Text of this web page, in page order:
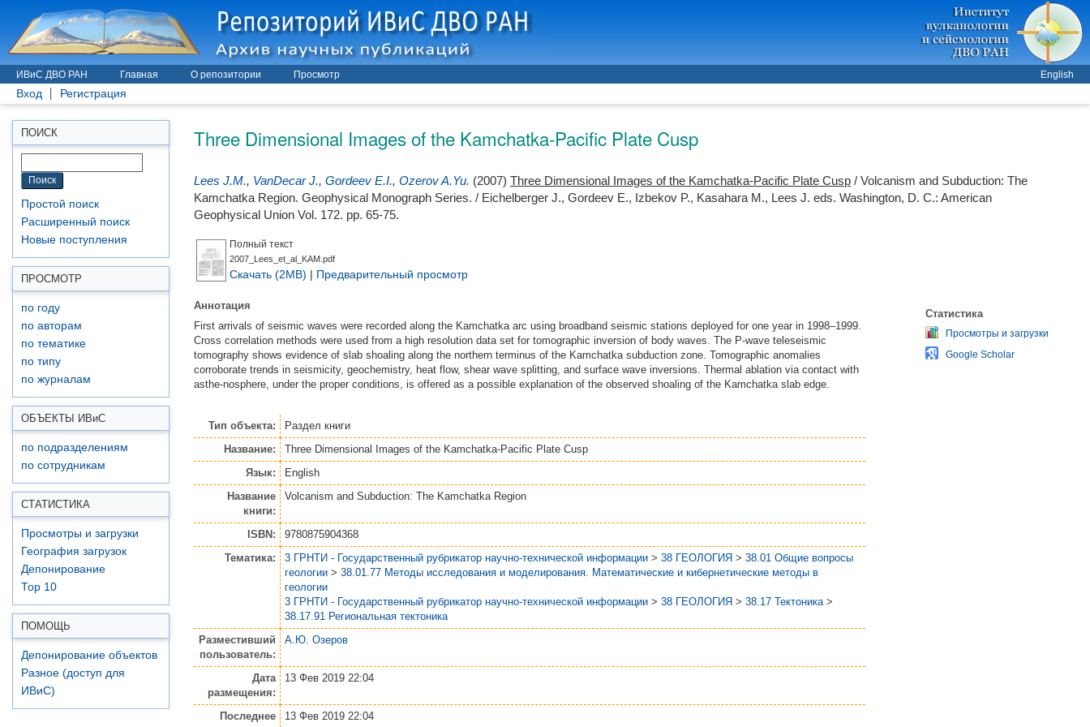
ИВиС ДВО РАН Главная О репозитории Просмотр English
Вход Регистрация
ПОИСК
Простой поиск
Расширенный поиск
Новые поступления
ПРОСМОТР
по году
по авторам
по тематике
по типу
по журналам
ОБЪЕКТЫ ИВиС
по подразделениям
по сотрудникам
СТАТИСТИКА
Просмотры и загрузки
География загрузок
Депонирование
Top 10
ПОМОЩЬ
Депонирование объектов
Разное (доступ для
ИВиС)
Three Dimensional Images of the Kamchatka-Pacific Plate Cusp
Lees J.M., VanDecar J., Gordeev E.I., Ozerov A.Yu. (2007) Three Dimensional Images of the Kamchatka-Pacific Plate Cusp / Volcanism and Subduction: The
Kamchatka Region. Geophysical Monograph Series. / Eichelberger J., Gordeev E., Izbekov P., Kasahara M., Lees J. eds. Washington, D. C.: American
Geophysical Union Vol. 172. pp. 65-75.
Полный текст
2007_Lees_et_al_KAM.pdf
Скачать (2MB) | Предварительный просмотр
Аннотация
First arrivals of seismic waves were recorded along the Kamchatka arc using broadband seismic stations deployed for one year in 1998–1999.
Cross correlation methods were used from a high resolution data set for tomographic inversion of body waves. The P‑wave teleseismic
tomography shows evidence of slab shoaling along the northern terminus of the Kamchatka subduction zone. Tomographic anomalies
corroborate trends in seismicity, geochemistry, heat flow, shear wave splitting, and surface wave inversions. Thermal ablation via contact with
asthe‑nosphere, under the proper conditions, is offered as a possible explanation of the observed shoaling of the Kamchatka slab edge.
Тип объекта:
Раздел книги
Название:
Three Dimensional Images of the Kamchatka-Pacific Plate Cusp
Язык:
English
Название
книги:
Volcanism and Subduction: The Kamchatka Region
ISBN:
9780875904368
Тематика:
3 ГРНТИ - Государственный рубрикатор научно-технической информации > 38 ГЕОЛОГИЯ > 38.01 Общие вопросы
геологии > 38.01.77 Методы исследования и моделирования. Математические и кибернетические методы в
геологии
3 ГРНТИ - Государственный рубрикатор научно-технической информации > 38 ГЕОЛОГИЯ > 38.17 Тектоника >
38.17.91 Региональная тектоника
Разместивший
пользователь:
А.Ю. Озеров
Дата
размещения:
13 Фев 2019 22:04
Последнее
13 Фев 2019 22:04
Статистика
Просмотры и загрузки
Google Scholar